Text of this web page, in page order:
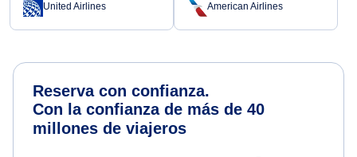
United Airlines American Airlines
Reserva con confianza.
Con la confianza de más de 40
millones de viajeros